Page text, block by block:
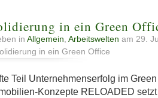
in ein Green
in Allgemein Arbeitswelten am 29.
in ein Green Office
Teil Unternehmenserfolg im
Konzepte RELOADED